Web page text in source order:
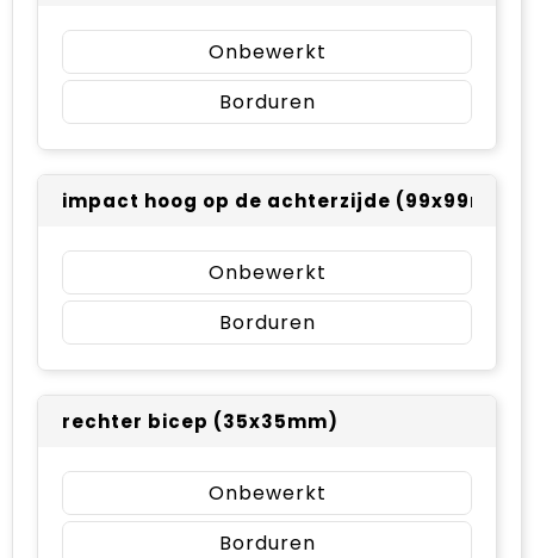
Onbewerkt
Borduren
impact hoog op de achterzijde (99x99mm)
Onbewerkt
Borduren
rechter bicep (35x35mm)
Onbewerkt
Borduren